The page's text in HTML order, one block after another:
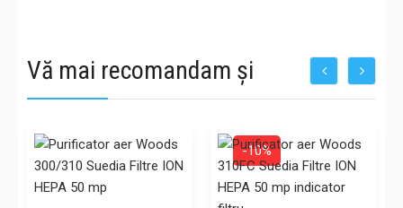
Vă mai recomandam și
-10%